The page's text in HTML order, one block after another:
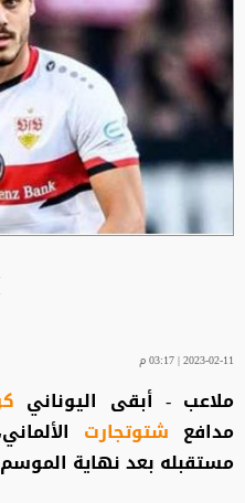
2023-02-11 | 03:17 م
ملاعب - أبقى اليوناني
مدافع شتوتجارت
مستقبله بعد نهاية الموسم